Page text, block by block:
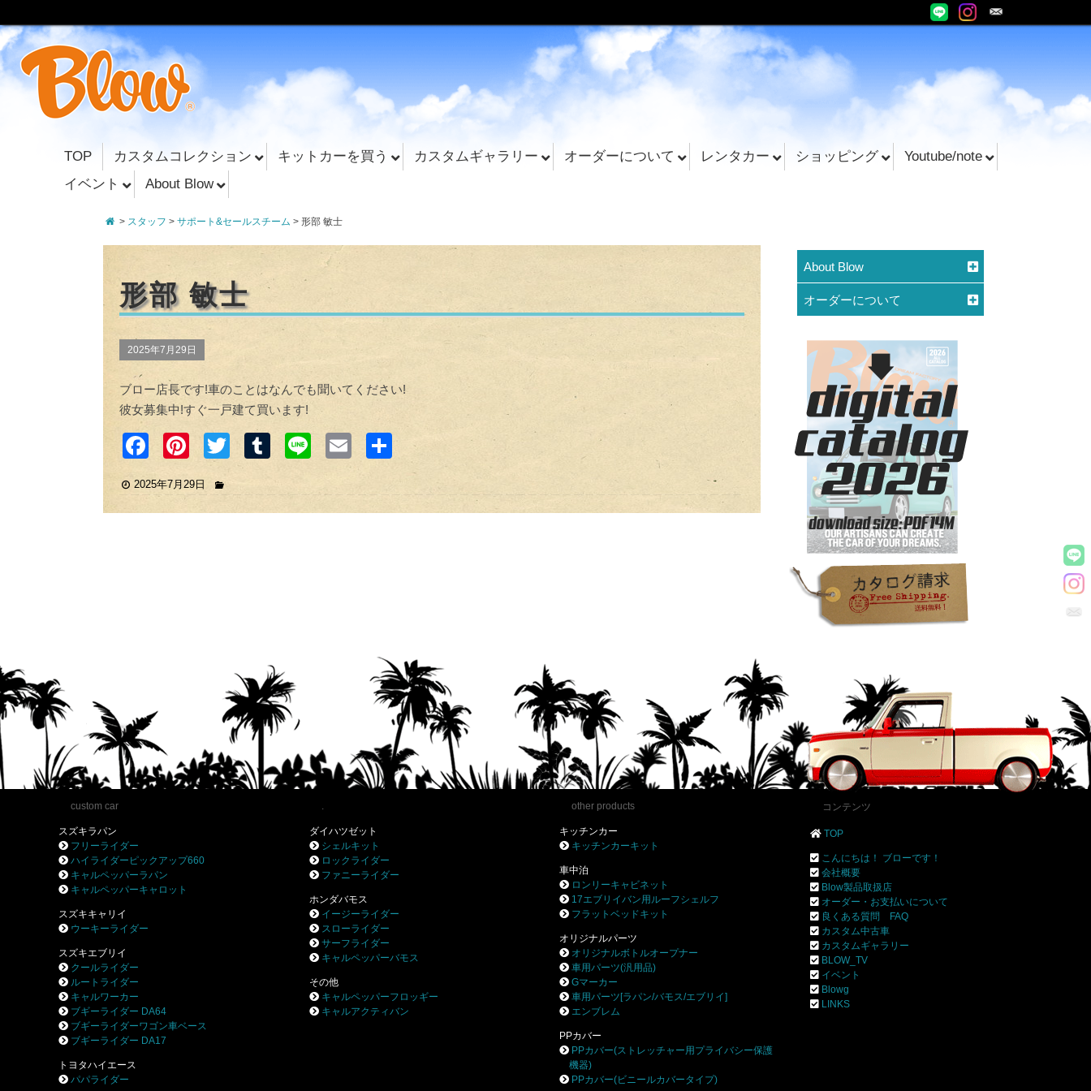
TOP カスタムコレクション キットカーを買う カスタムギャラリー オーダーについて レンタカー ショッピング
Youtube/note
イベント
About Blow
> スタッフ > サポート&セールスチーム > 形部 敏士
形部 敏士
2025年7月29日
ブロー店長です!車のことはなんでも聞いてください!
彼女募集中!すぐ一戸建て買います!
F
a
c
Pi
nt
er
T
wi
tt
T
m
Li
e
E
m
ail
共
有
2025年7月29日
About Blow
オーダーについて
custom car
スズキラパン
フリーライダー
ハイライダーピックアップ660
キャルペッパーラパン
キャルペッパーキャロット
スズキキャリイ
ウーキーライダー
スズキエブリイ
クールライダー
ルートライダー
キャルワーカー
ブギーライダー DA64
ブギーライダーワゴン車ベース
ブギーライダー DA17
トヨタハイエース
パパライダー
.
ダイハツゼット
シェルキット
ロックライダー
ファニーライダー
ホンダバモス
イージーライダー
スローライダー
サーフライダー
キャルペッパーバモス
その他
キャルペッパーフロッギー
キャルアクティバン
other products
キッチンカー
キッチンカーキット
車中泊
ロンリーキャビネット
17エブリイバン用ルーフシェルフ
フラットベッドキット
オリジナルパーツ
オリジナルボトルオープナー
車用パーツ(汎用品)
Gマーカー
車用パーツ[ラパン/バモス/エブリイ]
エンブレム
PPカバー
PPカバー(ストレッチャー用プライバシー保護
機器)
PPカバー(ビニールカバータイプ)
コンテンツ
TOP
こんにちは！ ブローです！
会社概要
Blow製品取扱店
オーダー・お支払いについて
良くある質問 FAQ
カスタム中古車
カスタムギャラリー
BLOW_TV
イベント
Blowg
LINKS